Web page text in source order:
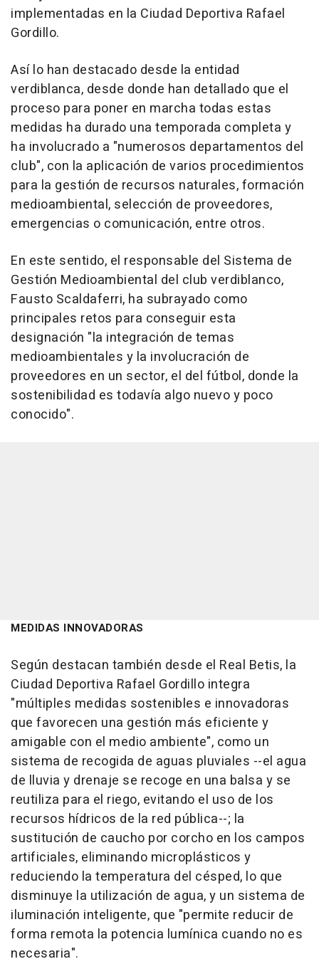
implementadas en la Ciudad Deportiva Rafael
Gordillo.
Así lo han destacado desde la entidad
verdiblanca, desde donde han detallado que el
proceso para poner en marcha todas estas
medidas ha durado una temporada completa y
ha involucrado a "numerosos departamentos del
club", con la aplicación de varios procedimientos
para la gestión de recursos naturales, formación
medioambiental, selección de proveedores,
emergencias o comunicación, entre otros.
En este sentido, el responsable del Sistema de
Gestión Medioambiental del club verdiblanco,
Fausto Scaldaferri, ha subrayado como
principales retos para conseguir esta
designación "la integración de temas
medioambientales y la involucración de
proveedores en un sector, el del fútbol, donde la
sostenibilidad es todavía algo nuevo y poco
conocido".
MEDIDAS INNOVADORAS
Según destacan también desde el Real Betis, la
Ciudad Deportiva Rafael Gordillo integra
"múltiples medidas sostenibles e innovadoras
que favorecen una gestión más eficiente y
amigable con el medio ambiente", como un
sistema de recogida de aguas pluviales --el agua
de lluvia y drenaje se recoge en una balsa y se
reutiliza para el riego, evitando el uso de los
recursos hídricos de la red pública--; la
sustitución de caucho por corcho en los campos
artificiales, eliminando microplásticos y
reduciendo la temperatura del césped, lo que
disminuye la utilización de agua, y un sistema de
iluminación inteligente, que "permite reducir de
forma remota la potencia lumínica cuando no es
necesaria".